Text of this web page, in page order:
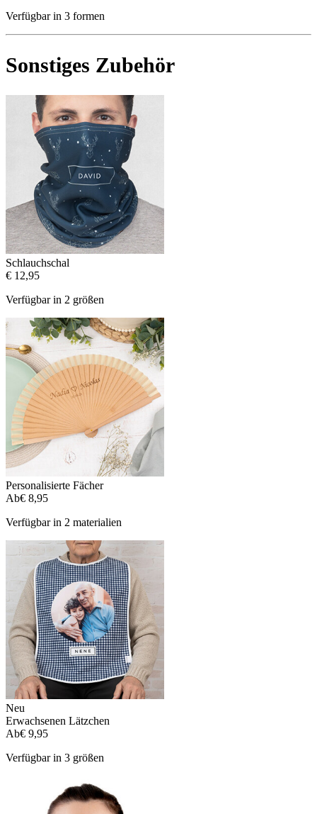
Verfügbar in 3 formen
Sonstiges Zubehör
Schlauchschal
€ 12,95
Verfügbar in 2 größen
Personalisierte Fächer
Ab€ 8,95
Verfügbar in 2 materialien
Neu
Erwachsenen Lätzchen
Ab€ 9,95
Verfügbar in 3 größen